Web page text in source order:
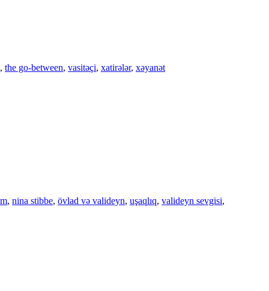
, the go-between, vasitəçi, xatirələr, xəyanət
, nina stibbe, övlad və valideyn, uşaqlıq, valideyn sevgisi,